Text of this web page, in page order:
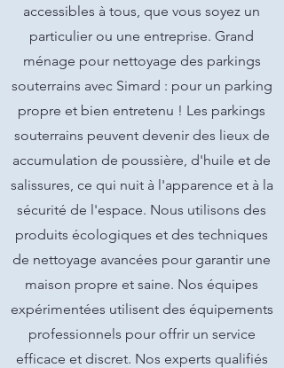
accessibles à tous, que vous soyez un
particulier ou une entreprise. Grand
ménage pour nettoyage des parkings
souterrains avec Simard : pour un parking
propre et bien entretenu ! Les parkings
souterrains peuvent devenir des lieux de
accumulation de poussière, d'huile et de
salissures, ce qui nuit à l'apparence et à la
sécurité de l'espace. Nous utilisons des
produits écologiques et des techniques
de nettoyage avancées pour garantir une
maison propre et saine. Nos équipes
expérimentées utilisent des équipements
professionnels pour offrir un service
efficace et discret. Nos experts qualifiés